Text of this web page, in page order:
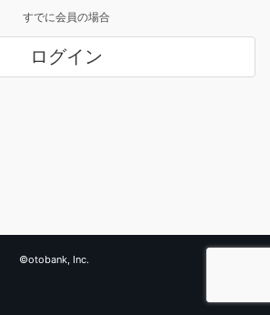
すでに会員の場合
ログイン
©otobank, Inc.